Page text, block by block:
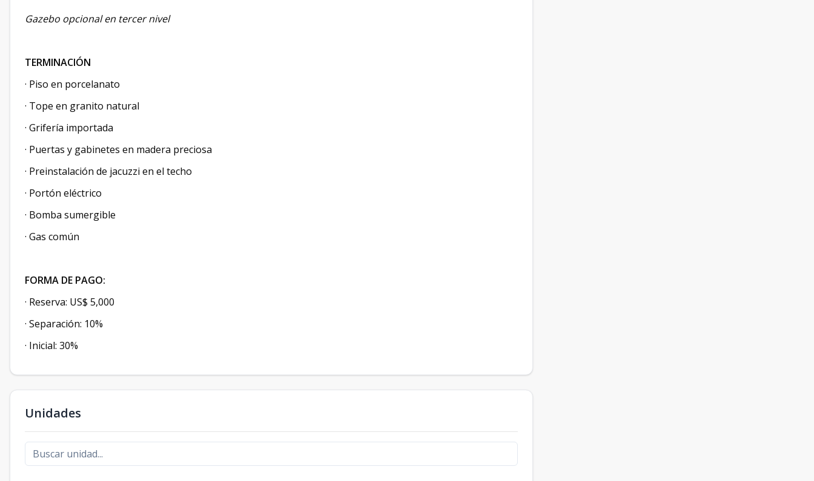
Gazebo opcional en tercer nivel
TERMINACIÓN
· Piso en porcelanato
· Tope en granito natural
· Grifería importada
· Puertas y gabinetes en madera preciosa
· Preinstalación de jacuzzi en el techo
· Portón eléctrico
· Bomba sumergible
· Gas común
FORMA DE PAGO:
· Reserva: US$ 5,000
· Separación: 10%
· Inicial: 30%
Unidades